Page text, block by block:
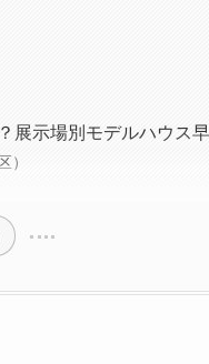
展示場別モデルハウス
）